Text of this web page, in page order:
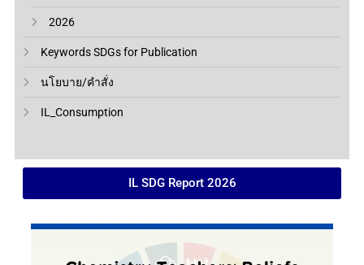
2026
Keywords SDGs for Publication
นโยบาย/คำสั่ง
IL_Consumption
IL SDG Report 2026